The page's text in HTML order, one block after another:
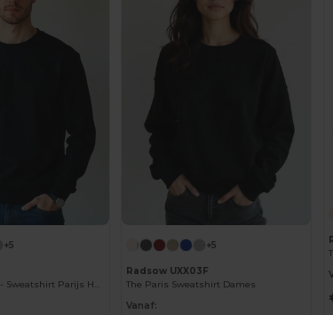
+5
Radsow Kleding - Sweatshirt Parijs Heren
+5
Radsow UXX03F
The Paris Sweatshirt Dames
Vanaf: